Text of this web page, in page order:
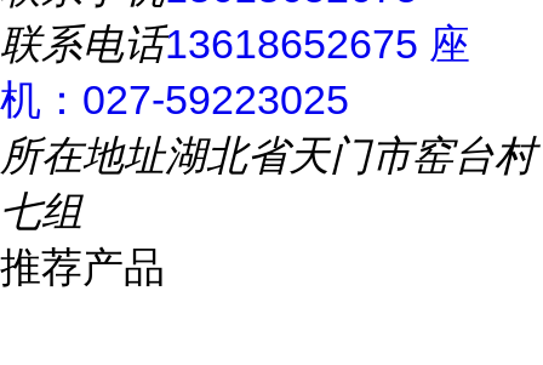
联系电话13618652675 座
机：027-59223025
所在地址湖北省天门市窑台村
七组
推荐产品